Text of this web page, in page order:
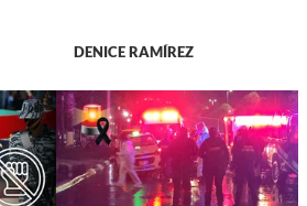
DENICE RAMÍREZ